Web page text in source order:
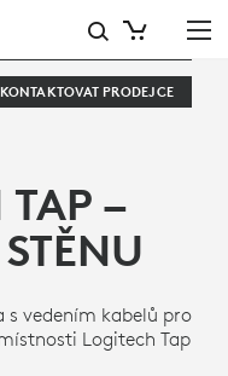
KONTAKTOVAT PRODEJCE
TAP –
s vedením kabelů pro
Logitech Tap